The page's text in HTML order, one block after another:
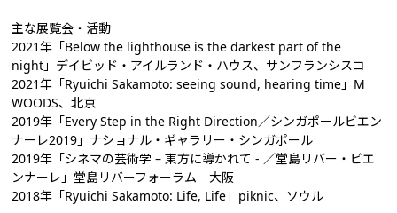
主な展覧会・活動
2021年「Below the lighthouse is the darkest part of the
night」デイビッド・アイルランド・ハウス、サンフランシスコ
2021年「Ryuichi Sakamoto: seeing sound, hearing time」M
WOODS、北京
2019年「Every Step in the Right Direction／シンガポールビエン
ナーレ2019」ナショナル・ギャラリー・シンガポール
2019年「シネマの芸術学 – 東方に導かれて - ／堂島リバー・ビエ
ンナーレ」堂島リバーフォーラム 大阪
2018年「Ryuichi Sakamoto: Life, Life」piknic、ソウル